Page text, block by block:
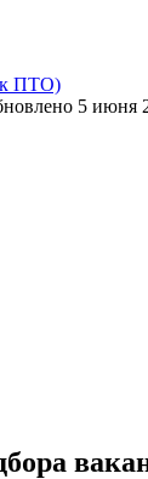
ПТО)
5 июня